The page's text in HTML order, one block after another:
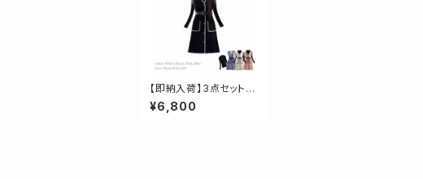
【即納入荷】3点セット♡
ハイネック×ステッチワ
ンピースSET
¥6,800